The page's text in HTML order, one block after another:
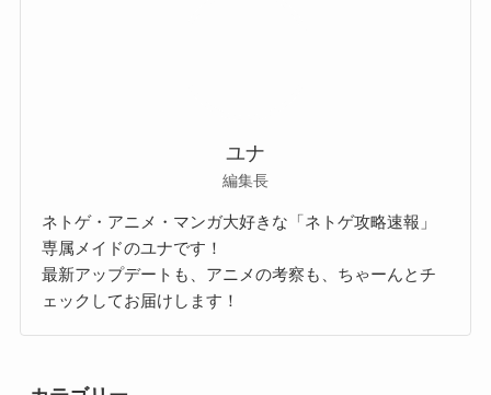
ユナ
編集長
ネトゲ・アニメ・マンガ大好きな「ネトゲ攻略速報」
専属メイドのユナです！
最新アップデートも、アニメの考察も、ちゃーんとチ
ェックしてお届けします！